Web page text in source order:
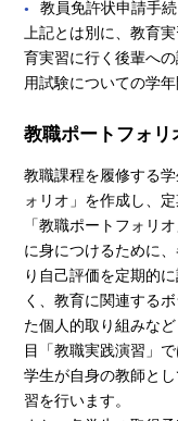
教員免許状申請手
上記とは別に、教育
育実習に行く後輩へ
用試験についての学
教職ポートフォリ
教職課程を履修する
ォリオ」を作成し、
「教職ポートフォリ
に身につけるために
り自己評価を定期的
く、教育に関連する
た個人的取り組みな
目「教職実践演習」
学生が自身の教師と
習を行います。